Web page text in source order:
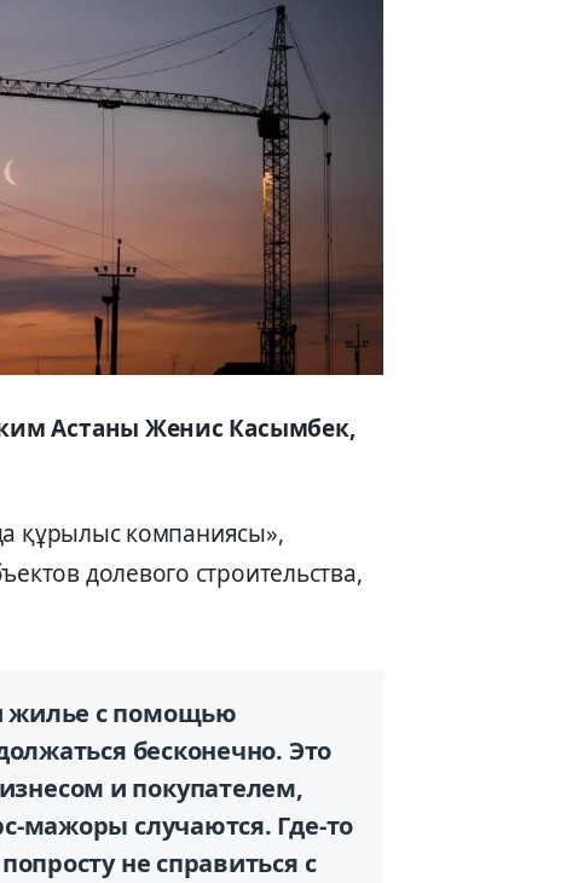
Астаны Женис Касымбек,
құрылыс компаниясы»,
долевого строительства,
жилье с помощью
бесконечно. Это
и покупателем,
мажоры случаются. Где-то
не справиться с